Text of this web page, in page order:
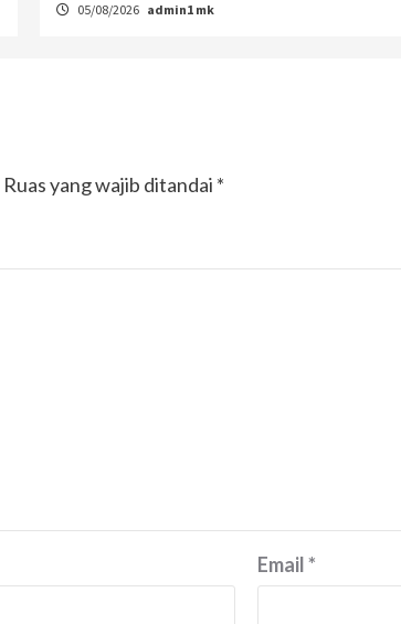
05/08/2026 admin1 mk
Ruas yang wajib ditandai *
Email*